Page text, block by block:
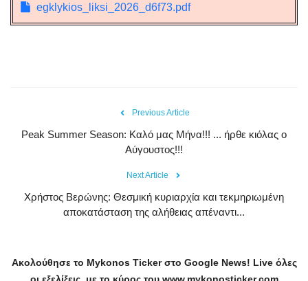
egklykios_liksi_2026_d6f73.pdf
Previous Article
Peak Summer Season: Kαλό μας Μήνα!!! ... ήρθε κιόλας ο
Αύγουστος!!!
Next Article
Χρήστος Βερώνης: Θεσμική κυριαρχία και τεκμηριωμένη
αποκατάσταση της αλήθειας απέναντι...
Ακολούθησε το Mykonos Tickerστο Google News! Liveόλες
οι εξελίξεις, με το κύρος του www.mykonosticker.com